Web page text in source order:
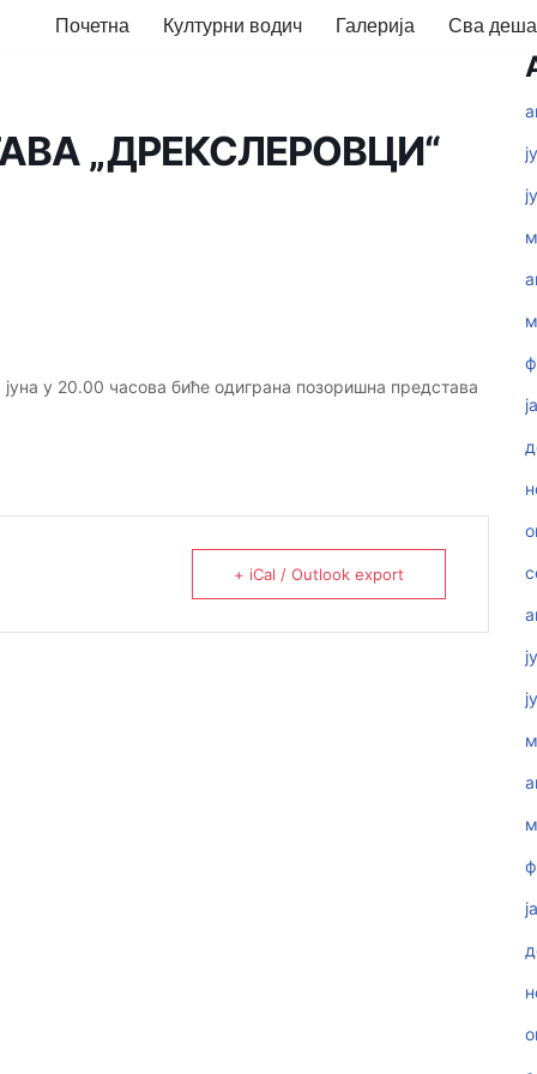
Почетна Културни водич Галерија Сва
„ДРЕКСЛЕРОВЦИ“
у 20.00 часова биће одиграна позоришна представа
+ iCal / Outlook export